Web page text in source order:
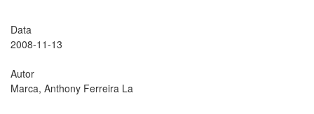
Data
2008-11-13
Autor
Marca, Anthony Ferreira La